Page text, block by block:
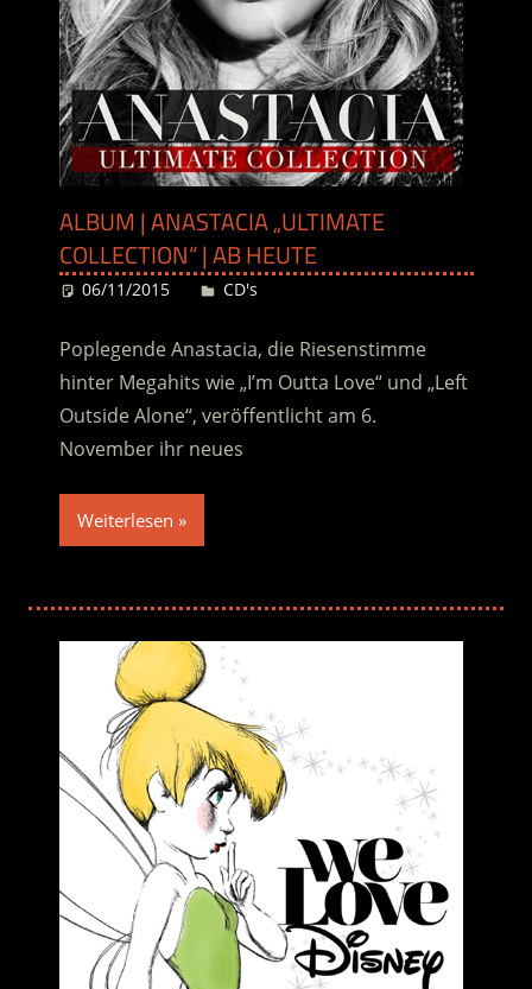
ALBUM | ANASTACIA „ULTIMATE
COLLECTION“ | AB HEUTE
06/11/2015 Desiree
CD's
Poplegende Anastacia, die Riesenstimme
hinter Megahits wie „I’m Outta Love“ und „Left
Outside Alone“, veröffentlicht am 6.
November ihr neues
Weiterlesen